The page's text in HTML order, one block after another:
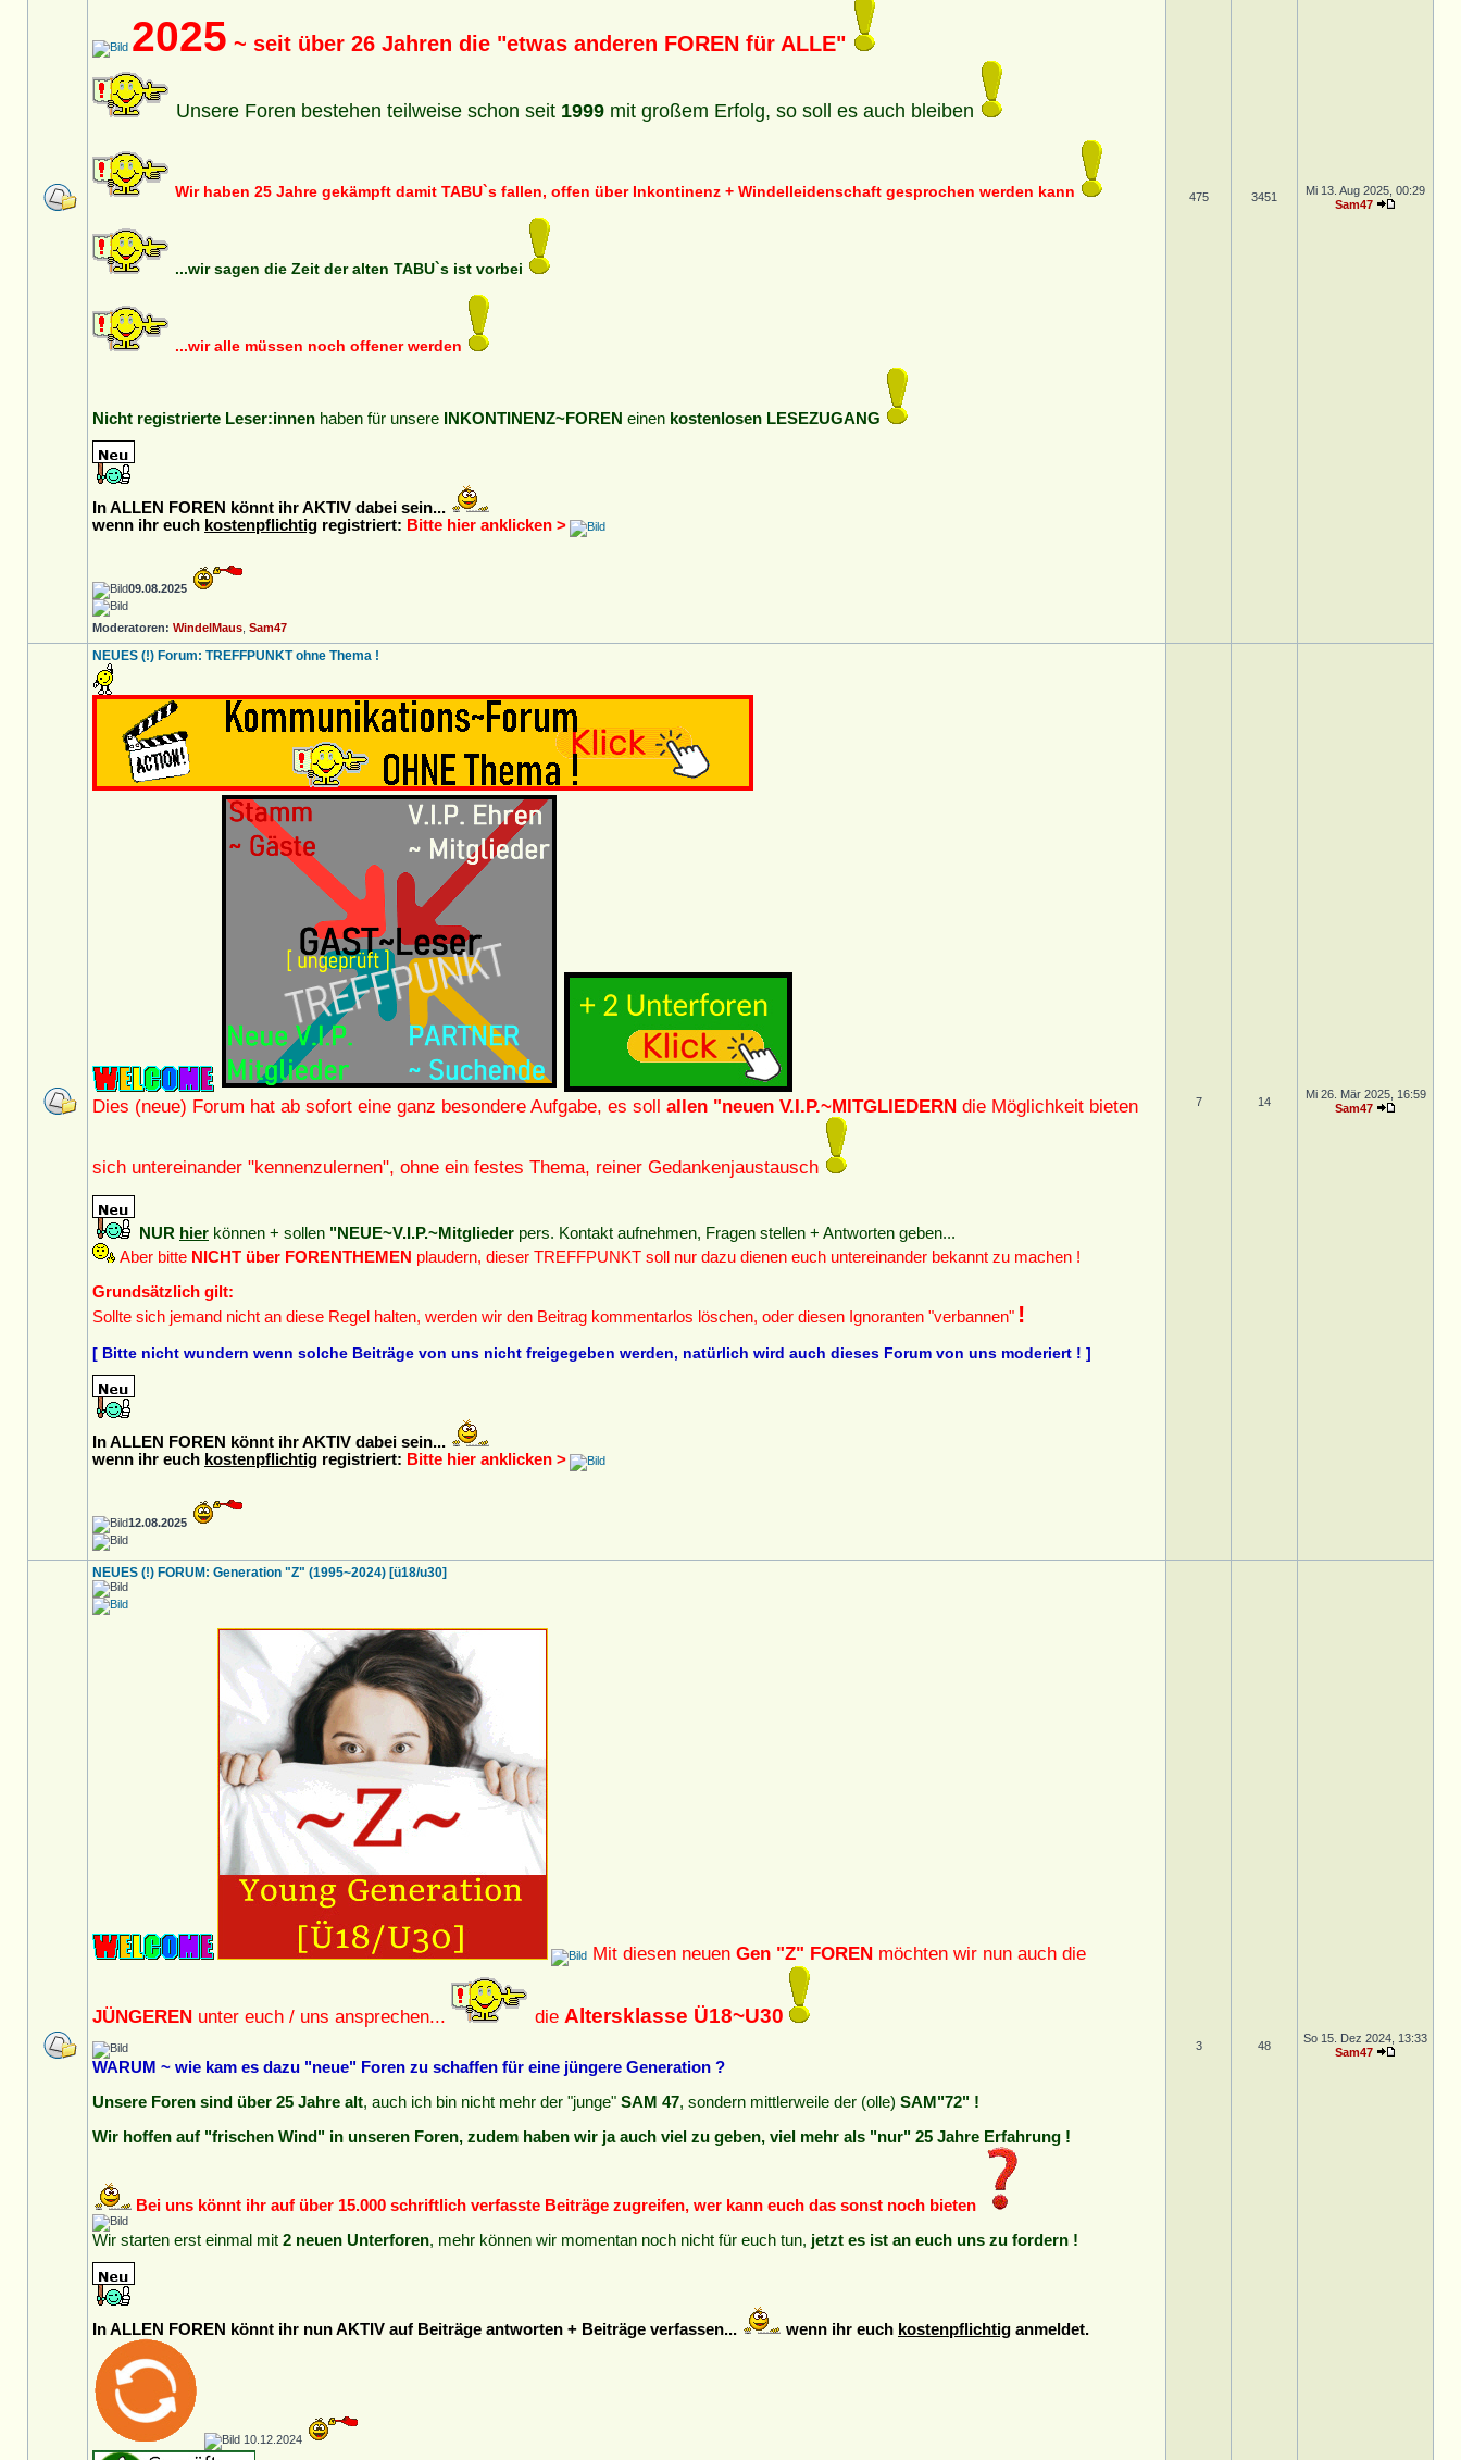
2025 ~ seit über 26 Jahren die "etwas anderen FOREN für ALLE"
Unsere Foren bestehen teilweise schon seit 1999 mit großem Erfolg, so soll es auch bleiben
Wir haben 25 Jahre gekämpft damit TABU`s fallen, offen über Inkontinenz + Windelleidenschaft gesprochen werden kann
...wir sagen die Zeit der alten TABU`s ist vorbei
...wir alle müssen noch offener werden
Nicht registrierte Leser:innen haben für unsere INKONTINENZ~FOREN einen kostenlosen LESEZUGANG
In ALLEN FOREN könnt ihr AKTIV dabei sein...
wenn ihr euch kostenpflichtig registriert: Bitte hier anklicken >
09.08.2025
Moderatoren: WindelMaus Sam47
475 3451
Mi 13. Aug 2025, 00:29
Sam47
NEUES (!) Forum: TREFFPUNKT ohne Thema !
Dies (neue) Forum hat ab sofort eine ganz besondere Aufgabe, es soll allen "neuen V.I.P.~MITGLIEDERN die Möglichkeit bieten
sich untereinander "kennenzulernen", ohne ein festes Thema, reiner Gedankenjaustausch
NUR hier können + sollen "NEUE~V.I.P.~Mitglieder pers. Kontakt aufnehmen, Fragen stellen + Antworten geben...
Aber bitte NICHT über FORENTHEMEN plaudern, dieser TREFFPUNKT soll nur dazu dienen euch untereinander bekannt zu machen !
Grundsätzlich gilt:
Sollte sich jemand nicht an diese Regel halten, werden wir den Beitrag kommentarlos löschen, oder diesen Ignoranten "verbannen" !
[ Bitte nicht wundern wenn solche Beiträge von uns nicht freigegeben werden, natürlich wird auch dieses Forum von uns moderiert ! ]
In ALLEN FOREN könnt ihr AKTIV dabei sein...
wenn ihr euch kostenpflichtig registriert: Bitte hier anklicken >
12.08.2025
7 14
Mi 26. Mär 2025, 16:59
Sam47
NEUES (!) FORUM: Generation "Z" (1995~2024) [ü18/u30]
Mit diesen neuen Gen "Z" FOREN möchten wir nun auch die
JÜNGEREN unter euch / uns ansprechen... die Altersklasse Ü18~U30
WARUM ~ wie kam es dazu "neue" Foren zu schaffen für eine jüngere Generation ?
Unsere Foren sind über 25 Jahre alt, auch ich bin nicht mehr der "junge" SAM 47, sondern mittlerweile der (olle) SAM"72" !
Wir hoffen auf "frischen Wind" in unseren Foren, zudem haben wir ja auch viel zu geben, viel mehr als "nur" 25 Jahre Erfahrung !
Bei uns könnt ihr auf über 15.000 schriftlich verfasste Beiträge zugreifen, wer kann euch das sonst noch bieten
Wir starten erst einmal mit 2 neuen Unterforen, mehr können wir momentan noch nicht für euch tun, jetzt es ist an euch uns zu fordern !
In ALLEN FOREN könnt ihr nun AKTIV auf Beiträge antworten + Beiträge verfassen... wenn ihr euch kostenpflichtig anmeldet.
10.12.2024
3 48
So 15. Dez 2024, 13:33
Sam47